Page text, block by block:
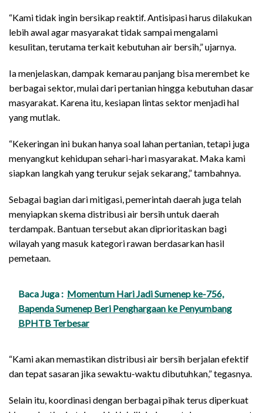
“Kami tidak ingin bersikap reaktif. Antisipasi harus dilakukan
lebih awal agar masyarakat tidak sampai mengalami
kesulitan, terutama terkait kebutuhan air bersih,” ujarnya.
Ia menjelaskan, dampak kemarau panjang bisa merembet ke
berbagai sektor, mulai dari pertanian hingga kebutuhan dasar
masyarakat. Karena itu, kesiapan lintas sektor menjadi hal
yang mutlak.
“Kekeringan ini bukan hanya soal lahan pertanian, tetapi juga
menyangkut kehidupan sehari-hari masyarakat. Maka kami
siapkan langkah yang terukur sejak sekarang,” tambahnya.
Sebagai bagian dari mitigasi, pemerintah daerah juga telah
menyiapkan skema distribusi air bersih untuk daerah
terdampak. Bantuan tersebut akan diprioritaskan bagi
wilayah yang masuk kategori rawan berdasarkan hasil
pemetaan.
Baca Juga : Momentum Hari Jadi Sumenep ke-756,
Bapenda Sumenep Beri Penghargaan ke Penyumbang
BPHTB Terbesar
“Kami akan memastikan distribusi air bersih berjalan efektif
dan tepat sasaran jika sewaktu-waktu dibutuhkan,” tegasnya.
Selain itu, koordinasi dengan berbagai pihak terus diperkuat